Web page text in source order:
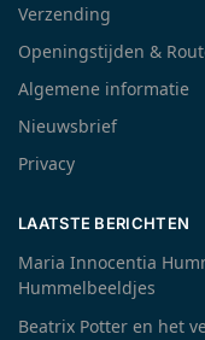
Verzending
Openingstijden &
Algemene informatie
Nieuwsbrief
Privacy
LAATSTE BERICHTEN
Maria Innocentia
Hummelbeeldjes
Beatrix Potter en het